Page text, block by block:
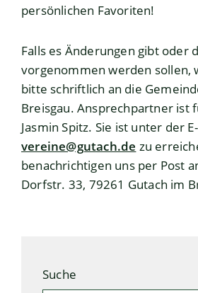
persönlichen Favoriten!
Falls es Änderungen gibt oder
vorgenommen werden sollen,
bitte schriftlich an die
Breisgau. Ansprechpartner ist
Jasmin Spitz. Sie ist unter der
vereine@gutach.de zu
benachrichtigen uns per Post
Dorfstr. 33, 79261 Gutach im
Suche